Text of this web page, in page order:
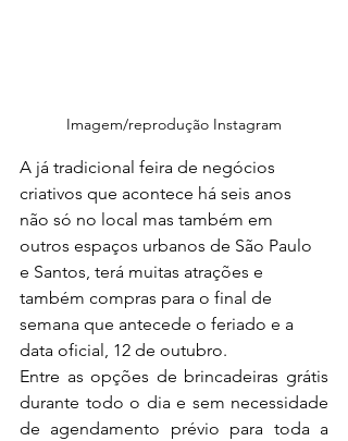
Imagem/reprodução Instagram
A já tradicional feira de negócios
criativos que acontece há seis anos
não só no local mas também em
outros espaços urbanos de São Paulo
e Santos, terá muitas atrações e
também compras para o final de
semana que antecede o feriado e a
data oficial, 12 de outubro.
Entre as opções de brincadeiras grátis
durante todo o dia e sem necessidade
de agendamento prévio para toda a